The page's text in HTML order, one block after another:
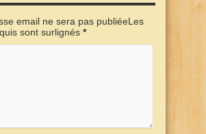
email ne sera pas publiéeLes
sont surlignés *